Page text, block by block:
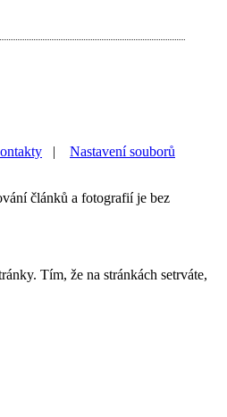
Nastavení souborů
článků a fotografií je bez
Tím, že na stránkách setrváte,